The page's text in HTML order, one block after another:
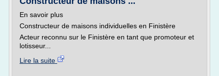
En savoir plus
Constructeur de maisons individuelles en Finistère
Acteur reconnu sur le Finistère en tant que promoteur et
lotisseur...
Lire la suite